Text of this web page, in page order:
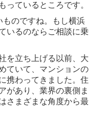
っているところです。
ものですね。もし横浜
いるのならご相談に乗
を立ち上げる以前、大
ていて、マンションの
携わってきました。住
があり、業界の裏側ま
さまざまな角度から最